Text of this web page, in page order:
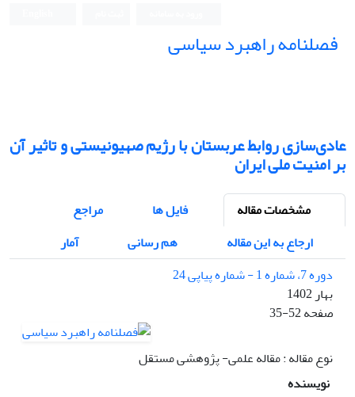
فصلنامه راهبرد سیاسی
عادی‌سازی روابط عربستان با رژیم صهیونیستی و تاثیر آن
بر امنیت ملی ایران
مشخصات مقاله فایل ها
مراجع
ارجاع به این مقاله
هم رسانی
آمار
دوره 7، شماره 1 - شماره پیاپی 24
بهار 1402
صفحه35-52
نوع مقاله : مقاله علمی- پژوهشی مستقل
نویسنده